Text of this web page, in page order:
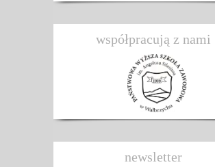
współpracują z nami
newsletter